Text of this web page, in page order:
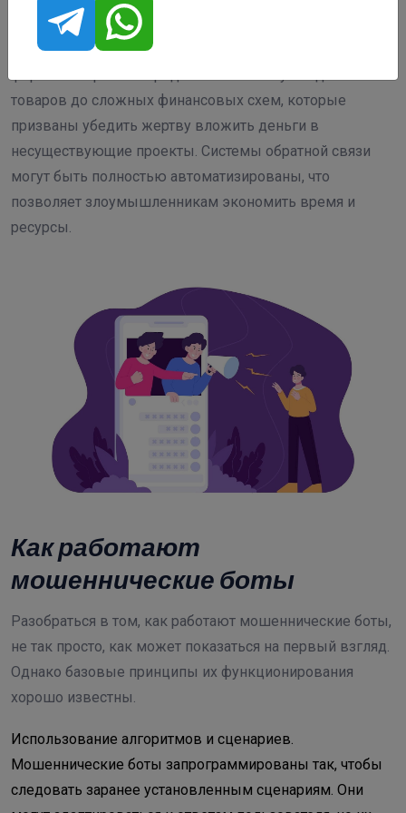
предложения оболганных товаров ваучерами.
Такое мошенничество может принимать разные
товаров до сложных финансовых схем, которые
призваны убедить жертву вложить деньги в
несуществующие проекты. Системы обратной связи
могут быть полностью автоматизированы, что
позволяет злоумышленникам экономить время и
ресурсы.
Как работают
мошеннические боты
Разобраться в том, как работают мошеннические боты,
не так просто, как может показаться на первый взгляд.
Однако базовые принципы их функционирования
хорошо известны.
Использование алгоритмов и сценариев.
Мошеннические боты запрограммированы так, чтобы
следовать заранее установленным сценариям. Они